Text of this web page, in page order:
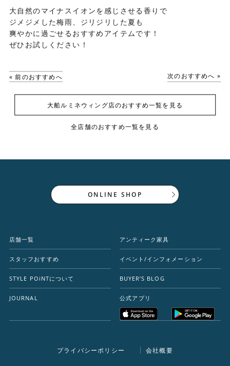
大自然のマイナスイオンを感じさせる香りで
ジメジメした梅雨、ジリジリした夏も
爽やかに過ごせるおすすめアイテムです！
ぜひお試しください！
« 前のおすすめへ
大船ルミネウィング店のおすすめ一覧を見る
全店舗のおすすめ一覧を見る
次のおすすめへ »
ONLINE SHOP
店舗一覧 アンティーク家具
スタッフおすすめ イベント/インフォメーション
STYLE POiNTについて BUYER’S BLOG
JOURNAL 公式アプリ
プライバシーポリシー 会社概要